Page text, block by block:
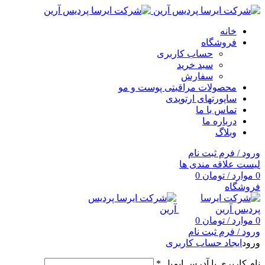
خانه
فروشگاه
حساب کاربری
سبد خرید
سفارش
محصولات مراقبتی پوست و مو
ساپورتهای ارتوپدی
تماس با ما
درباره ما
وبلاگ
ورود / فرم ثبت نام
لیست علاقه مندی ها
0 موارد / تومان
فروشگاه
0 موارد / تومان
ورود / فرم ثبت نام
ورود ایجاد حساب کاربری